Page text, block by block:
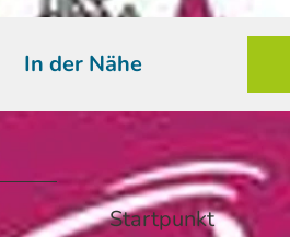
In der Nähe
Startpunkt